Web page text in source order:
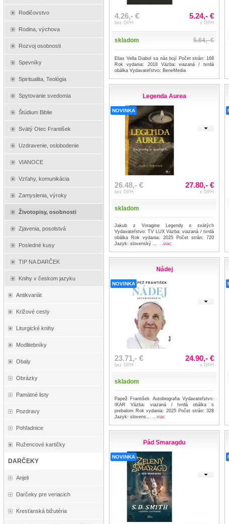
Rodičovstvo
Rodina, výchova
Rozvoj osobnosti
Spevníky
Spiritualita, Teológia
Spytovanie svedomia
Štúdium Biblie
Svätý Otec František
Uzdravenie, oslobodenie
VIANOCE
Vzťahy, komunikácia
Zamyslenia, výroky
Životopisy, osobnosti
Zjavenia, posolstvá
Posledné kusy
TIP NA DARČEK
Knihy v českom jazyku
Antikvariát
Križové cesty
Liturgické knihy
Modlitebníky
Obaly
Obrázky
Pamätné listy
Pozdravy
Pohľadnice
Ružencové kartičky
DARČEKY
Anjeli
Darčeky pre veriacich
Kresťanská bižutéria
4.26,- €
bez DPH
5.24,- €
s DPH
skladom 5.64,- €
Elias Vella Diabol sa nás bojí Počet strán: 168
Rok vydania: 2018 Väzba: viazaná / tvrdá
obálka Vydavateľstvo: BeneMedia
Legenda Aurea
NOVINKA
26.48,- €
bez DPH
27.80,- €
s DPH
skladom
Jakub z Voragine Legendy o svätých
Vydavateľstvo: TV LUX Väzba: viazaná / tvrdá
obálka Rok vydania: 2025 Počet strán: 720
Jazyk: slovenský ...
...viac
Nádej
NOVINKA
23.71,- €
bez DPH
24.90,- €
s DPH
skladom
Papež František Autobiografia Vydavateľstvo:
IKAR Väzba: viazaná / tvrdá obálka s
prebalom Rok vydania: 2025 Počet strán: 328
Jazyk: slovens...
...viac
Pád Smaragdu
NOVINKA